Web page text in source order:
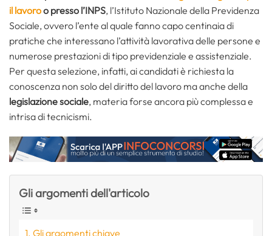
il lavoroo presso l’INPS, l’Istituto Nazionale della Previdenza
Sociale, ovvero l’ente al quale fanno capo centinaia di
pratiche che interessano l’attività lavorativa delle persone e
numerose prestazioni di tipo previdenziale e assistenziale.
Per questa selezione, infatti, ai candidati è richiesta la
conoscenza non solo del diritto del lavoro ma anche della
legislazione sociale, materia forse ancora più complessa e
intrisa di tecnicismi.
Gli argomenti dell'articolo
Gli argomenti chiave